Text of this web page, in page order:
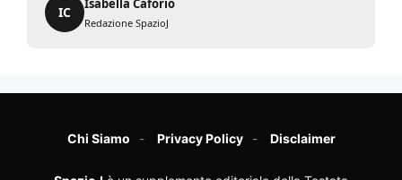
IC
Isabella Caforio
Redazione SpazioJ
Chi Siamo Privacy Policy Disclaimer